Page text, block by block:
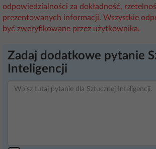
odpowiedzialności za dokładność,
prezentowanych informacji. Wszystkie
być zweryfikowane przez użytkownika.
Zadaj dodatkowe pytanie
Inteligencji